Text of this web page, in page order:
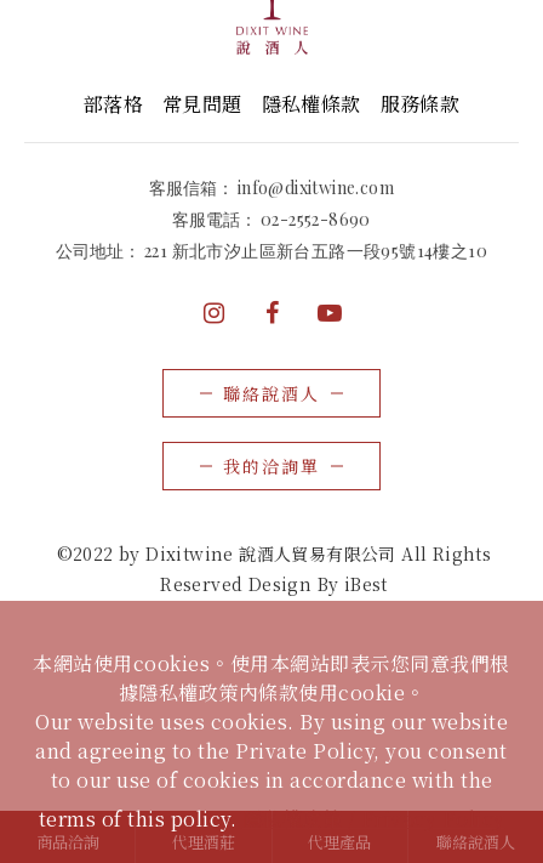
部落格 常見問題 隱私權條款 服務條款
客服信箱： info@dixitwine.com
客服電話：02-2552-8690
公司地址： 221 新北市汐止區新台五路一段95號14樓之10
聯絡說酒人
我的洽詢單
©2022 by Dixitwine 說酒人貿易有限公司 All Rights
Reserved Design By iBest
本網站使用cookies。使用本網站即表示您同意我們根
據隱私權政策內條款使用cookie。
Our website uses cookies. By using our website
and agreeing to the Private Policy, you consent
to our use of cookies in accordance with the
terms of this policy.隱私權政策 / Privacy Policy
商品洽詢 代理酒莊 代理產品 聯絡說酒人